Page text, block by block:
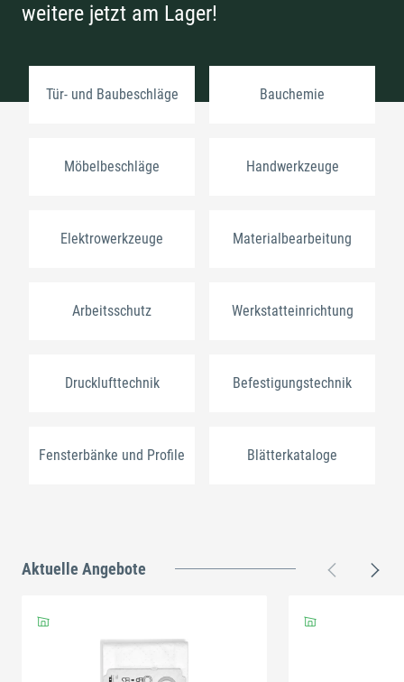
weitere jetzt am Lager!
Tür- und Baubeschläge Bauchemie
Möbelbeschläge Handwerkzeuge
Elektrowerkzeuge Materialbearbeitung
Arbeitsschutz Werkstatteinrichtung
Drucklufttechnik Befestigungstechnik
Fensterbänke und Profile Blätterkataloge
Aktuelle Angebote